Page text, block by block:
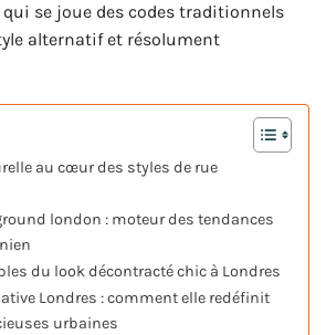
se joue des codes traditionnels
alternatif et résolument
au cœur des styles de rue
london : moteur des tendances
du look décontracté chic à Londres
Londres : comment elle redéfinit
urbaines